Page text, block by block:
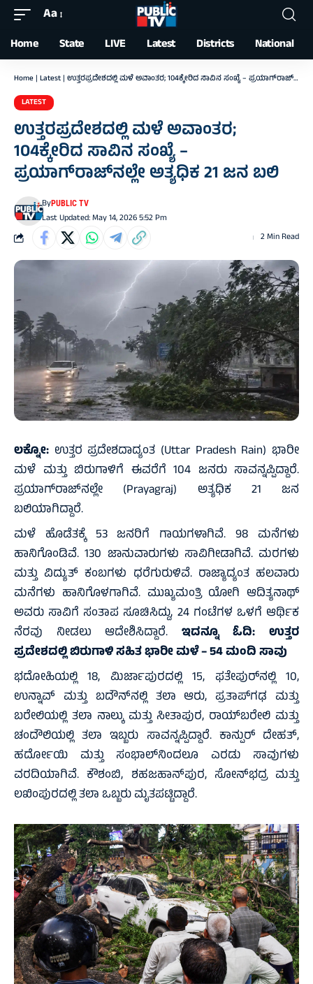
Font
Resizer
Aa
Home State LIVE Latest Districts National
Home | Latest | ಉತ್ತರಪ್ರದೇಶದಲ್ಲಿ ಮಳೆ ಅವಾಂತರ; 104ಕ್ಕೇರಿದ ಸಾವಿನ ಸಂಖ್ಯೆ – ಪ್ರಯಾಗ್‌ರಾಜ್‌ನಲ್ಲೇ ಅತ್ಯಧಿಕ 21 ಜನ ಬಲಿ
LATEST
ಉತ್ತರಪ್ರದೇಶದಲ್ಲಿ ಮಳೆ ಅವಾಂತರ;
104ಕ್ಕೇರಿದ ಸಾವಿನ ಸಂಖ್ಯೆ –
ಪ್ರಯಾಗ್‌ರಾಜ್‌ನಲ್ಲೇ ಅತ್ಯಧಿಕ 21 ಜನ ಬಲಿ
Last Updated: May 14, 2026 5:52 Pm
ByPUBLIC TV
2 Min Read
ಲಕ್ನೋ: ಉತ್ತರ ಪ್ರದೇಶದಾದ್ಯಂತ (Uttar Pradesh Rain) ಭಾರೀ
ಮಳೆ ಮತ್ತು ಬಿರುಗಾಳಿಗೆ ಈವರೆಗೆ 104 ಜನರು ಸಾವನ್ನಪ್ಪಿದ್ದಾರೆ.
ಪ್ರಯಾಗ್‌ರಾಜ್‌ನಲ್ಲೇ (Prayagraj) ಅತ್ಯಧಿಕ 21 ಜನ
ಬಲಿಯಾಗಿದ್ದಾರೆ.
ಮಳೆ ಹೊಡೆತಕ್ಕೆ 53 ಜನರಿಗೆ ಗಾಯಗಳಾಗಿವೆ. 98 ಮನೆಗಳು
ಹಾನಿಗೊಂಡಿವೆ. 130 ಜಾನುವಾರುಗಳು ಸಾವಿಗೀಡಾಗಿವೆ. ಮರಗಳು
ಮತ್ತು ವಿದ್ಯುತ್ ಕಂಬಗಳು ಧರೆಗುರುಳಿವೆ. ರಾಜ್ಯಾದ್ಯಂತ ಹಲವಾರು
ಮನೆಗಳು ಹಾನಿಗೊಳಗಾಗಿವೆ. ಮುಖ್ಯಮಂತ್ರಿ ಯೋಗಿ ಆದಿತ್ಯನಾಥ್
ಅವರು ಸಾವಿಗೆ ಸಂತಾಪ ಸೂಚಿಸಿದ್ದು, 24 ಗಂಟೆಗಳ ಒಳಗೆ ಆರ್ಥಿಕ
ನೆರವು ನೀಡಲು ಆದೇಶಿಸಿದ್ದಾರೆ. ಇದನ್ನೂ ಓದಿ:ಉತ್ತರ
ಪ್ರದೇಶದಲ್ಲಿ ಬಿರುಗಾಳಿ ಸಹಿತ ಭಾರೀ ಮಳೆ – 54 ಮಂದಿ ಸಾವು
ಭದೋಹಿಯಲ್ಲಿ 18, ಮಿರ್ಜಾಪುರದಲ್ಲಿ 15, ಫತೇಪುರ್‌ನಲ್ಲಿ 10,
ಉನ್ನಾವ್ ಮತ್ತು ಬದೌನ್‌ನಲ್ಲಿ ತಲಾ ಆರು, ಪ್ರತಾಪ್‌ಗಢ ಮತ್ತು
ಬರೇಲಿಯಲ್ಲಿ ತಲಾ ನಾಲ್ಕು ಮತ್ತು ಸೀತಾಪುರ, ರಾಯ್‌ಬರೇಲಿ ಮತ್ತು
ಚಂದೌಲಿಯಲ್ಲಿ ತಲಾ ಇಬ್ಬರು ಸಾವನ್ನಪ್ಪಿದ್ದಾರೆ. ಕಾನ್ಪುರ್ ದೇಹತ್,
ಹರ್ದೋಯಿ ಮತ್ತು ಸಂಭಾಲ್‌ನಿಂದಲೂ ಎರಡು ಸಾವುಗಳು
ವರದಿಯಾಗಿವೆ. ಕೌಶಂಬಿ, ಶಹಜಹಾನ್‌ಪುರ, ಸೋನ್‌ಭದ್ರ ಮತ್ತು
ಲಖಿಂಪುರದಲ್ಲಿ ತಲಾ ಒಬ್ಬರು ಮೃತಪಟ್ಟಿದ್ದಾರೆ.